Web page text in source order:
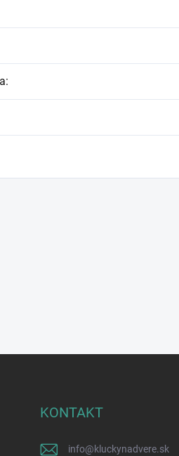
:
KONTAKT
info@kluckynadvere.sk